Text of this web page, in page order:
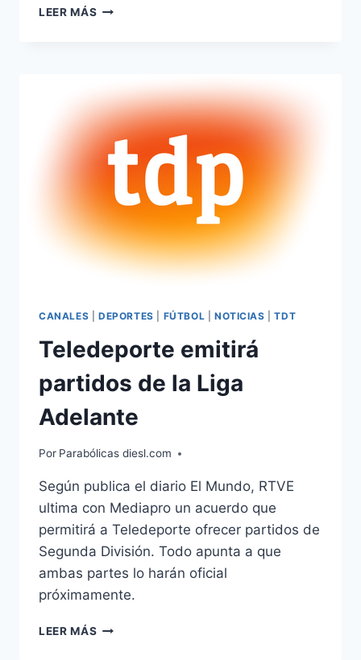
LEER MÁS MARCA
DE
JUNIO
CANALES DEPORTES FÚTBOL NOTICIAS |TDT
Teledeporte emitirá
partidos de la Liga
Adelante
Por Parabólicas diesl.com
Según publica el diario El Mundo, RTVE
ultima con Mediapro un acuerdo que
permitirá a Teledeporte ofrecer partidos de
Segunda División. Todo apunta a que
ambas partes lo harán oficial
próximamente.
LEER MÁS TELEDEPORTE